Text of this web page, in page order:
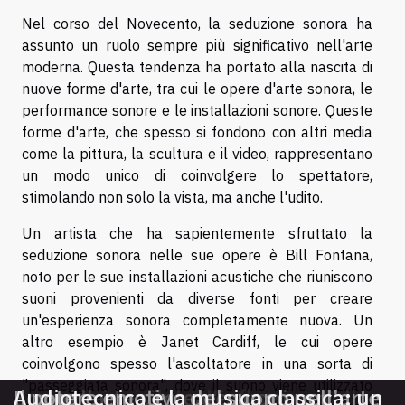
Nel corso del Novecento, la seduzione sonora ha
assunto un ruolo sempre più significativo nell'arte
moderna. Questa tendenza ha portato alla nascita di
nuove forme d'arte, tra cui le opere d'arte sonora, le
performance sonore e le installazioni sonore. Queste
forme d'arte, che spesso si fondono con altri media
come la pittura, la scultura e il video, rappresentano
un modo unico di coinvolgere lo spettatore,
stimolando non solo la vista, ma anche l'udito.
Un artista che ha sapientemente sfruttato la
seduzione sonora nelle sue opere è Bill Fontana,
noto per le sue installazioni acustiche che riuniscono
suoni provenienti da diverse fonti per creare
un'esperienza sonora completamente nuova. Un
altro esempio è Janet Cardiff, le cui opere
coinvolgono spesso l'ascoltatore in una sorta di
"passeggiata sonora", dove il suono viene utilizzato
Armonia invisibile: l'influenza della
Scopri l'arte di creare suoni con
Audiotecnica e la musica classica: un
Il potere emotivo del suono nell'arte
Audiotecnica e la musica classica: un